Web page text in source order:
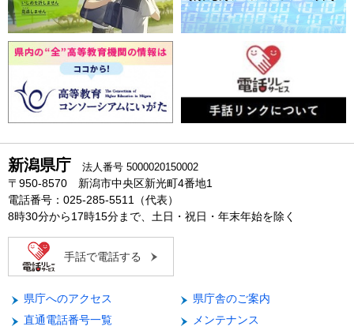
新潟県庁 法人番号 5000020150002
〒950-8570 新潟市中央区新光町4番地1
電話番号：025-285-5511（代表）
8時30分から17時15分まで、土日・祝日・年末年始を除く
手話で電話する
県庁へのアクセス
県庁舎のご案内
直通電話番号一覧
メンテナンス